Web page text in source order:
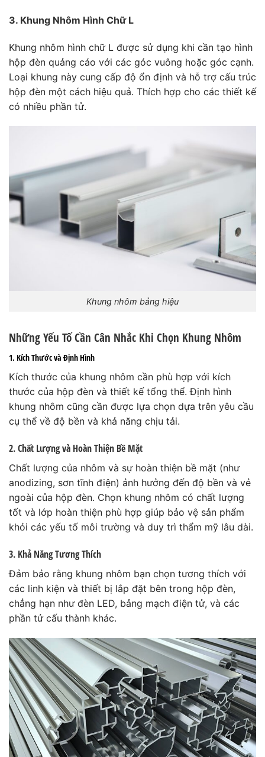
3. Khung Nhôm Hình Chữ L
Khung nhôm hình chữ L được sử dụng khi cần tạo hình
hộp đèn quảng cáo với các góc vuông hoặc góc cạnh.
Loại khung này cung cấp độ ổn định và hỗ trợ cấu trúc
hộp đèn một cách hiệu quả. Thích hợp cho các thiết kế
có nhiều phần tử.
Khung nhôm bảng hiệu
Những Yếu Tố Cần Cân Nhắc Khi Chọn Khung Nhôm
1. Kích Thước và Định Hình
Kích thước của khung nhôm cần phù hợp với kích
thước của hộp đèn và thiết kế tổng thể. Định hình
khung nhôm cũng cần được lựa chọn dựa trên yêu cầu
cụ thể về độ bền và khả năng chịu tải.
2. Chất Lượng và Hoàn Thiện Bề Mặt
Chất lượng của nhôm và sự hoàn thiện bề mặt (như
anodizing, sơn tĩnh điện) ảnh hưởng đến độ bền và vẻ
ngoài của hộp đèn. Chọn khung nhôm có chất lượng
tốt và lớp hoàn thiện phù hợp giúp bảo vệ sản phẩm
khỏi các yếu tố môi trường và duy trì thẩm mỹ lâu dài.
3. Khả Năng Tương Thích
Đảm bảo rằng khung nhôm bạn chọn tương thích với
các linh kiện và thiết bị lắp đặt bên trong hộp đèn,
chẳng hạn như đèn LED, bảng mạch điện tử, và các
phần tử cấu thành khác.